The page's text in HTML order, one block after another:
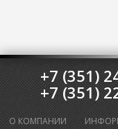
+7 (351)
+7 (351)
О КОМПАНИИ